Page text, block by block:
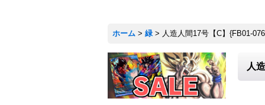
ホーム > 緑 > 人造人間17号【C】{FB01-
人